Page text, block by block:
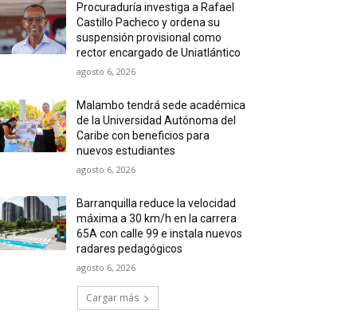
Procuraduría investiga a Rafael
Castillo Pacheco y ordena su
suspensión provisional como
rector encargado de Uniatlántico
agosto 6, 2026
Malambo tendrá sede académica
de la Universidad Autónoma del
Caribe con beneficios para
nuevos estudiantes
agosto 6, 2026
Barranquilla reduce la velocidad
máxima a 30 km/h en la carrera
65A con calle 99 e instala nuevos
radares pedagógicos
agosto 6, 2026
Cargar más